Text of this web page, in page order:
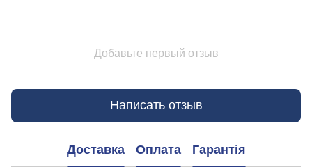
Добавьте первый отзыв
Написать отзыв
Доставка Оплата Гарантія